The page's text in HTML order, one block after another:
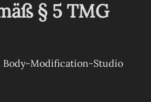
§ 5 TMG
Modification-Studio